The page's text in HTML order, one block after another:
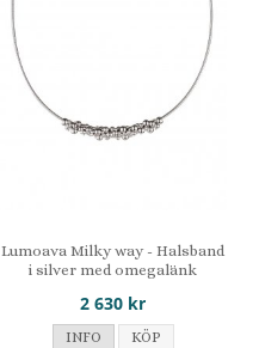
Lumoava Milky way - Halsband
i silver med omegalänk
2 630 kr
INFO KÖP